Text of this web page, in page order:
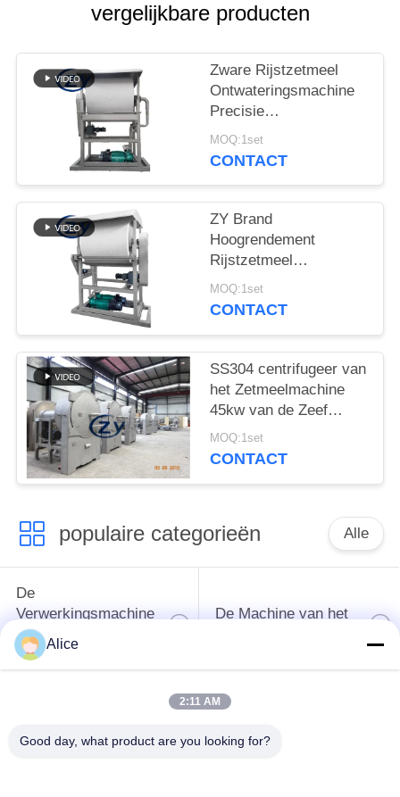
vergelijkbare producten
Zware Rijstzetmeel
Ontwateringsmachine
Precisie
Ontwateringsapparaat
voor
MOQ:1set
CONTACT
ZY Brand
Hoogrendement
Rijstzetmeel
Ontwateringsmachine –
Stabiele Prestaties
MOQ:1set
CONTACT
SS304 centrifugeer van
het Zetmeelmachine
45kw van de Zeef
Bataat het Horizontale
het Type Scherm
MOQ:1set
CONTACT
populaire categorieën Alle
De
Verwerkingsmachine
van het
maniokzetmeel
De Machine van het
De
van de maniokbloem
Alice
2:11 AM
Good day, what product are you looking for?